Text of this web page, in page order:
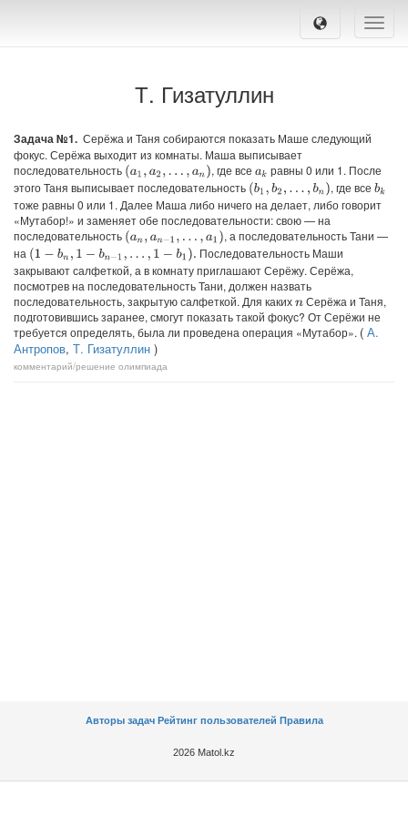
Toggle
Т. Гизатуллин
Задача №1. Серёжа и Таня собираются показать Маше следующий
фокус. Серёжа выходит из комнаты. Маша выписывает
последовательность (a1a2,…, a n ) , где все ak равны 0 или 1. После
этого Таня выписывает последовательность (b1,b2,… ,bn , где всеbk
тоже равны 0 или 1. Далее Маша либо ничего на делает, либо говорит
«Мутабор!» и заменяет обе последовательности: свою — на
последовательность (an,an−1,… , a 1 )
, а последовательность Тани —
на (1−bn,1− bn −1 ,…,1− b 1 )
Последовательность Маши
закрывают салфеткой, а в комнату приглашают Серёжу. Серёжа,
посмотрев на последовательность Тани, должен назвать
последовательность, закрытую салфеткой. Для какихnСерёжа и Таня,
подготовившись заранее, смогут показать такой фокус? От Серёжи не
требуется определять, была ли проведена операция «Мутабор». ( А.
Антропов, Т. Гизатуллин )
комментарий/решение олимпиада
Авторы задач Рейтинг пользователей Правила
2026 Matol.kz